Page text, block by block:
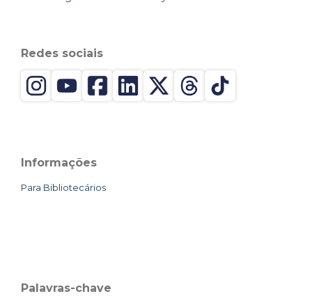
Redes sociais
Informações
Para Bibliotecários
Palavras-chave